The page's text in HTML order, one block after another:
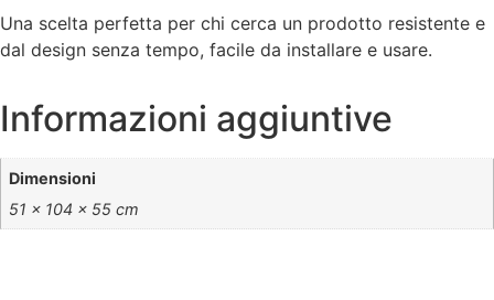
Una scelta perfetta per chi cerca un prodotto resistente e
dal design senza tempo, facile da installare e usare.
Informazioni aggiuntive
Dimensioni
51 × 104 × 55 cm